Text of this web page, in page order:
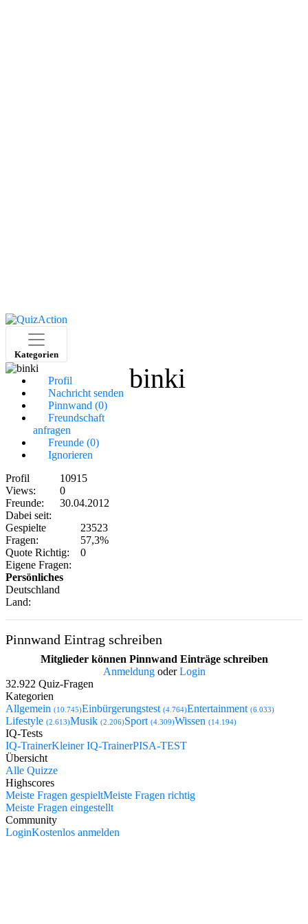
Kategorien
Profil
Nachricht senden
Pinnwand (0)
Freundschaft
anfragen
Freunde (0)
Ignorieren
binki
10915
0
30.04.2012
Profil
Views:
Freunde:
Dabei seit:
23523
57,3%
0
Gespielte
Fragen:
Quote Richtig:
Eigene Fragen:
Persönliches
Deutschland
Land:
Pinnwand Eintrag schreiben
Mitglieder können Pinnwand Einträge schreiben
AnmeldungoderLogin
32.922 Quiz-Fragen
Kategorien
Allgemein (10.745)Einbürgerungstest (4.764)Entertainment (6.033)
Lifestyle (2.613)Musik (2.206)Sport (4.309)Wissen (14.194)
IQ-Tests
IQ-TrainerKleiner IQ-TrainerPISA-TEST
Übersicht
Alle Quizze
Highscores
Meiste Fragen gespieltMeiste Fragen richtig
Meiste Fragen eingestellt
Community
LoginKostenlos anmelden